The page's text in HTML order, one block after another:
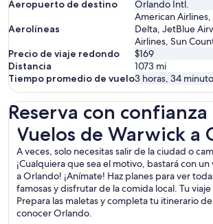
Aeropuerto de destino
Orlando Intl.
Aerolíneas
American
Delta, JetBlue
Airlines, Sun
Precio de viaje redondo
$169
Distancia
1073 mi
Tiempo promedio de vuelo3 horas, 34
Reserva con confianza
Vuelos de Warwick a
A veces, solo necesitas salir de la ciudad o
¡Cualquiera que sea el motivo, bastará con
a Orlando! ¡Anímate! Haz planes para ver
famosas y disfrutar de la comida local. Tu
Prepara las maletas y completa tu itinerario
conocer Orlando.
Vuelos de Warwick a Orlando